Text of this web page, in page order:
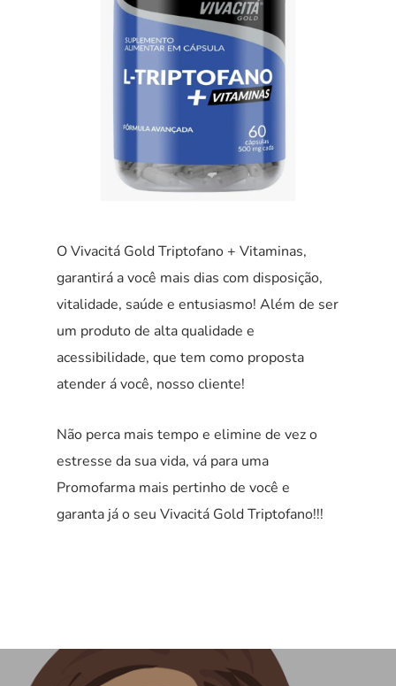
O Vivacitá Gold Triptofano + Vitaminas,
garantirá a você mais dias com disposição,
vitalidade, saúde e entusiasmo! Além de ser
um produto de alta qualidade e
acessibilidade, que tem como proposta
atender á você, nosso cliente!
Não perca mais tempo e elimine de vez o
estresse da sua vida, vá para uma
Promofarma mais pertinho de você e
garanta já o seu Vivacitá Gold Triptofano!!!